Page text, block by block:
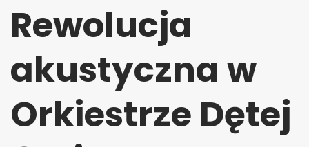
Rewolucja
akustyczna w
Orkiestrze Dętej